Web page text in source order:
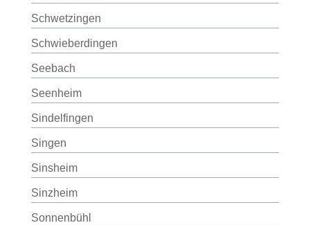
Schwetzingen
Schwieberdingen
Seebach
Seenheim
Sindelfingen
Singen
Sinsheim
Sinzheim
Sonnenbühl